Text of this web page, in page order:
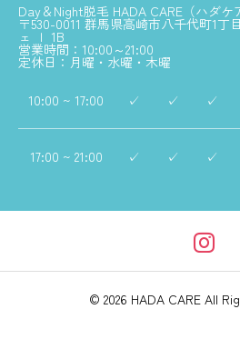
Day＆Night脱毛 HADA CARE（ハダケ
〒530-0011 群馬県高崎市八千代町1丁
ェ Ｉ 1B
営業時間：10:00～21:00
定休日：月曜・水曜・木曜
10:00 ~ 17:00 ✓ ✓ ✓
17:00 ~ 21:00 ✓ ✓ ✓
© 2026 HADA CARE All